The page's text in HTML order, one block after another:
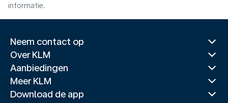
informatie.
Neem contact op
Over KLM
Aanbiedingen
Meer KLM
Download de app